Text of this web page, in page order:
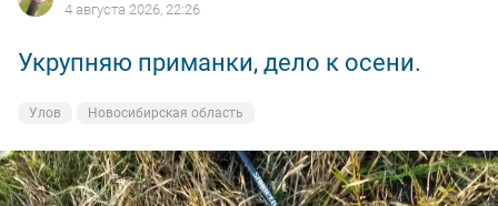
4 августа 2026, 22:26
Укрупняю приманки, дело к осени.
Улов Новосибирская область